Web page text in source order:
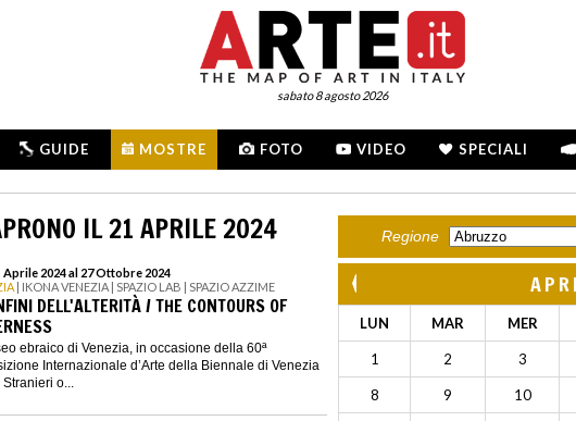
sabato 8 agosto 2026
GUIDE MOSTRE FOTO VIDEO SPECIALI
IL 21 APRILE 2024
Aprile 2024 al 27 Ottobre 2024
| IKONA VENEZIA | SPAZIO LAB | SPAZIO AZZIME
DELL'ALTERITÀ / THE CONTOURS OF
ebraico di Venezia, in occasione della 60ª
Internazionale d’Arte della Biennale di Venezia
o...
Regione
LUN MAR MER
1 2 3
8 9 10